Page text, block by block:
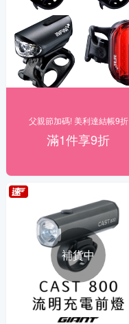
父親節加碼! 美利達結帳9折
滿1件享9折
補貨中